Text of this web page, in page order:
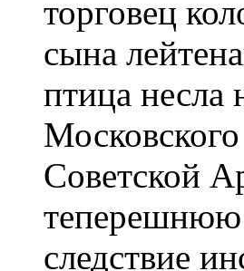
торговец
сына
птица несла
Советской
теперешнюю
следствие